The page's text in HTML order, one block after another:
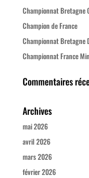
Championnat Bretagne
Champion de France
Championnat Bretagne
Championnat France
Commentaires
Archives
mai 2026
avril 2026
mars 2026
février 2026